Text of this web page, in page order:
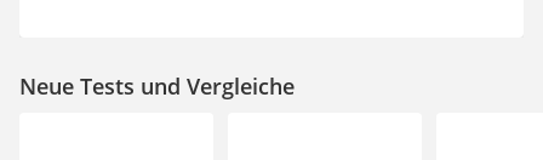
Neue Tests und Vergleiche